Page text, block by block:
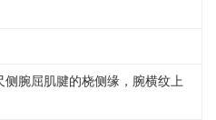
侧腕屈肌腱的桡侧缘，腕横纹上